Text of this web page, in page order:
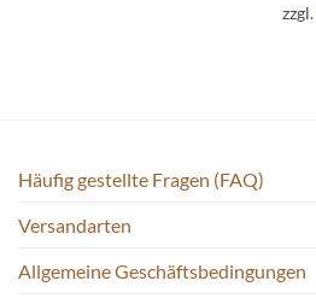
zzgl.
Häufig gestellte Fragen (FAQ)
Versandarten
Allgemeine Geschäftsbedingungen